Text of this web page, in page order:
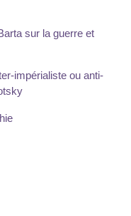
sur la guerre et
impérialiste ou anti-